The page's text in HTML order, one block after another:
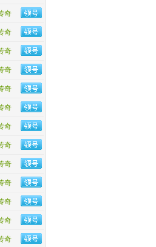
奇
奇
奇
奇
奇
奇
奇
奇
奇
奇
奇
奇
奇